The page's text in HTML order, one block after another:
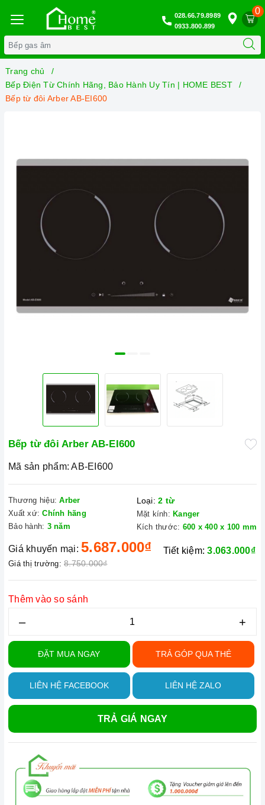
0
028.66.79.8989
0933.800.899
Trang chủ
Bếp Điện Từ Chính Hãng, Bảo Hành Uy Tín | HOME BEST
Bếp từ đôi Arber AB-EI600
Bếp từ đôi Arber AB-EI600
Mã sản phẩm: AB-EI600
Thương hiệu: Arber
Xuất xứ: Chính hãng
Bảo hành: 3 năm
Loại: 2 từ
Mặt kính: Kanger
Kích thước: 600 x 400 x 100 mm
Giá khuyến mại: 5.687.000₫
Giá thị trường: 8.750.000₫
Tiết kiệm:3.063.000₫
Thêm vào so sánh
– +
ĐẶT MUA NGAY TRẢ GÓP QUA THẺ
LIÊN HỆ FACEBOOK LIÊN HỆ ZALO
TRẢ GIÁ NGAY